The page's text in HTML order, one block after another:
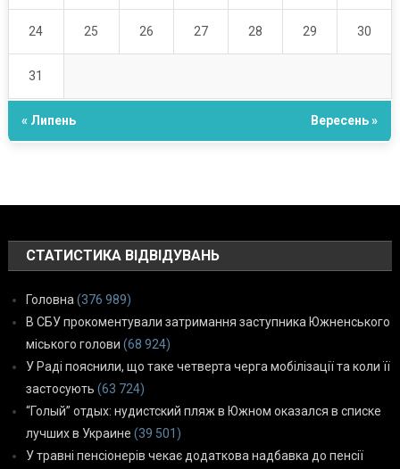
24 25 26 27 28 29 30
31
« Липень Вересень »
СТАТИСТИКА ВІДВІДУВАНЬ
Головна (376 989)
В СБУ прокоментували затримання заступника Южненського
міського голови (68 924)
У Раді пояснили, що таке четверта черга мобілізації та коли її
застосують (63 724)
“Голый” отдых: нудистский пляж в Южном оказался в списке
лучших в Украине (39 501)
У травні пенсіонерів чекає додаткова надбавка до пенсії